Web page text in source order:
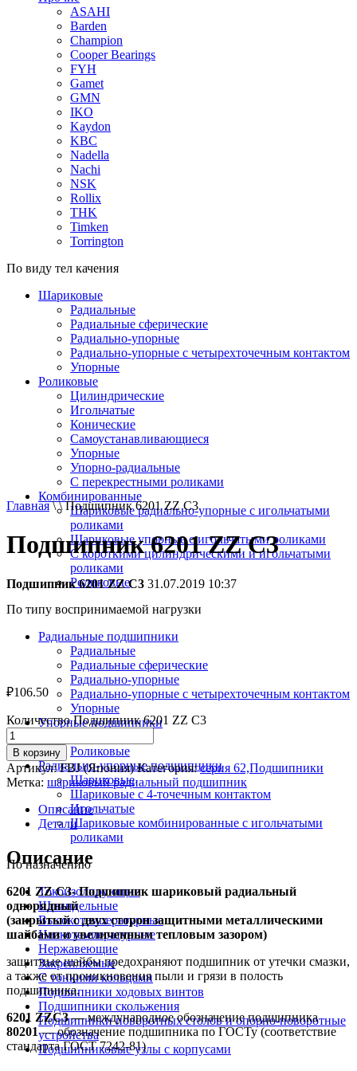
ASAHI
Barden
Champion
Cooper Bearings
FYH
Gamet
GMN
IKO
Kaydon
KBC
Nadella
Nachi
NSK
Rollix
THK
Timken
Torrington
По виду тел качения
Шариковые
Радиальные
Радиальные сферические
Радиально-упорные
Радиально-упорные с четырехточечным контактом
Упорные
Роликовые
Цилиндрические
Игольчатые
Конические
Самоустанавливающиеся
Упорные
Упорно-радиальные
C перекрестными роликами
Комбинированные
Шариковые радиально-упорные с игольчатыми
роликами
Шариковые упорные с игольчатыми роликами
С короткими цилиндрическими и игольчатыми
роликами
Роликовые
По типу воспринимаемой нагрузки
Радиальные подшипники
Радиальные
Радиальные сферические
Радиально-упорные
Радиально-упорные с четырехточечным контактом
Упорные
Упорные подшипники
Роликовые
Радиально-упорные подшипники
Шариковые
Шариковые с 4-точечным контактом
Игольчатые
Шариковые комбинированные с игольчатыми
роликами
По назначению
Токоизолирующие
Шпиндельные
Высокотемпературные
Низкотемпературные
Нержавеющие
Закрепляемые
С тонкими кольцами
Подшипники ходовых винтов
Подшипники скольжения
Подшипники поворотных столов и опорно-поворотные
устройства
Подшипниковые узлы с корпусами
Главная\ \ Подшипник 6201 ZZ C3
Подшипник 6201 ZZ C3
Подшипник 6201 ZZ C3 31.07.2019 10:37
₽106.50
Количество Подшипник 6201 ZZ C3
В корзину
Артикул:FBJ (Япония) Категория:серия 62,Подшипники
Метка: шариковый радиальный подшипник
Описание
Детали
Описание
6201 ZZ C3- Подшипник шариковый радиальный
однорядный
(закрытый с двух сторон защитными металлическими
шайбами и увеличенным тепловым зазором)
защитные шайбы предохраняют подшипник от утечки смазки,
а также от проникновения пыли и грязи в полость
подшипника.
6201 ZZC3 —международное обозначение подшипника
80201— обозначение подшипника по ГОСТу (соответствие
стандарта ГОСТ 7242-81)